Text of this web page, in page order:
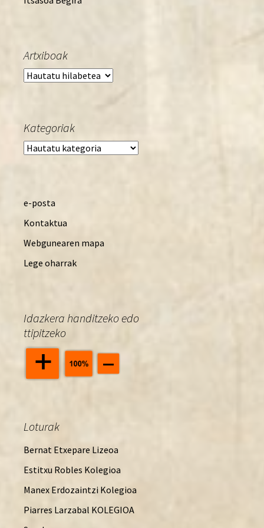
Artxiboak
Artxiboak
Kategoriak
Kategoriak
e-posta
Kontaktua
Webgunearen mapa
Lege oharrak
Idazkera handitzeko edo
ttipitzeko
Loturak
Bernat Etxepare Lizeoa
Estitxu Robles Kolegioa
Manex Erdozaintzi Kolegioa
Piarres Larzabal KOLEGIOA